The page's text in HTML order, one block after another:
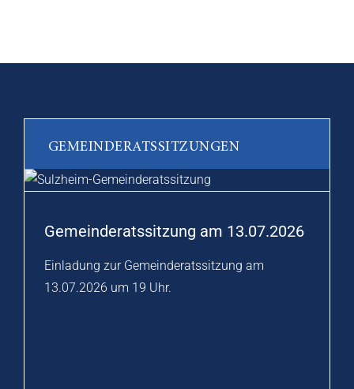
GEMEINDERATSSITZUNGEN
Gemeinderatssitzung am 13.07.2026
Einladung zur Gemeinderatssitzung am
13.07.2026 um 19 Uhr.